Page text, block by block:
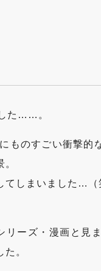
た……。
ものすごい衝撃的
てしまいました…（
ーズ・漫画と見
。